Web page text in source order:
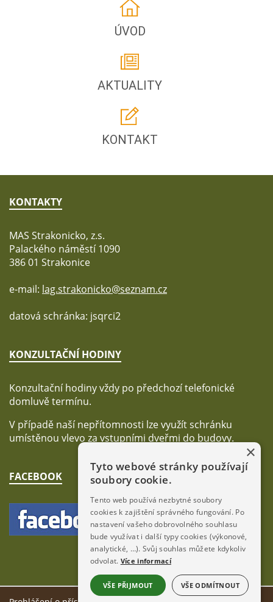
ÚVOD
AKTUALITY
KONTAKT
KONTAKTY
MAS Strakonicko, z.s.
Palackého náměstí 1090
386 01 Strakonice
e-mail: lag.strakonicko@seznam.cz
datová schránka: jsqrci2
KONZULTAČNÍ HODINY
Konzultační hodiny vždy po předchozí telefonické
domluvě termínu.
V případě naší nepřítomnosti lze využít schránku
umístěnou vlevo za vstupními dveřmi do budovy.
FACEBOOK
×
Tyto webové stránky používají
soubory cookie.
Tento web používá nezbytné soubory
cookies k zajištění správného fungování. Po
nastavení vašeho dobrovolného souhlasu
bude využívat i další typy cookies (výkonové,
analytické, …). Svůj souhlas můžete kdykoliv
odvolat. Více informací
VŠE PŘIJMOUT VŠE ODMÍTNOUT